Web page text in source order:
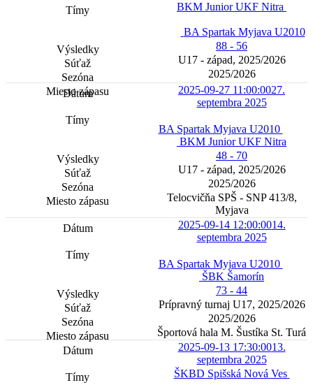
BKM Junior UKF Nitra
BA Spartak Myjava U2010
88 - 56
U17 - západ, 2025/2026
2025/2026
2025-09-27 11:00:0027.
septembra 2025
BA Spartak Myjava U2010
BKM Junior UKF Nitra
48 - 70
U17 - západ, 2025/2026
2025/2026
Telocvičňa SPŠ - SNP 413/8,
Myjava
2025-09-14 12:00:0014.
septembra 2025
BA Spartak Myjava U2010
ŠBK Šamorín
73 - 44
Prípravný turnaj U17, 2025/2026
2025/2026
Športová hala M. Šustíka St. Turá
2025-09-13 17:30:0013.
septembra 2025
ŠKBD Spišská Nová Ves